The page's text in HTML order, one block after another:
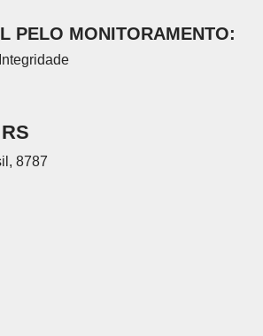
PELO MONITORAMENTO:
8787